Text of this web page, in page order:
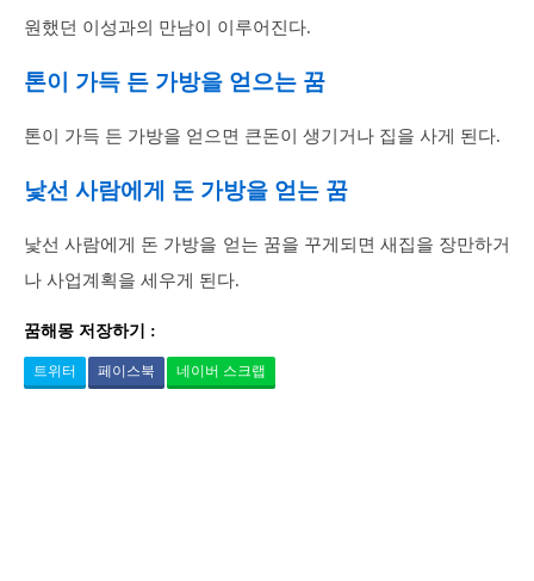
원했던 이성과의 만남이 이루어진다.
톤이 가득 든 가방을 얻으는 꿈
톤이 가득 든 가방을 얻으면 큰돈이 생기거나 집을 사게 된다.
낯선 사람에게 돈 가방을 얻는 꿈
낯선 사람에게 돈 가방을 얻는 꿈을 꾸게되면 새집을 장만하거
나 사업계획을 세우게 된다.
꿈해몽 저장하기 :
트위터 페이스북 네이버 스크랩